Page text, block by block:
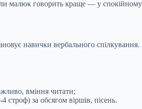
малюк говорить краще — у спокійному
навички вербального спілкування.
вміння читати;
строф) за обсягом віршів, пісень.